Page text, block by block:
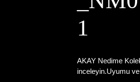
1
AKAY Nedime
inceleyin.Uyumu ve